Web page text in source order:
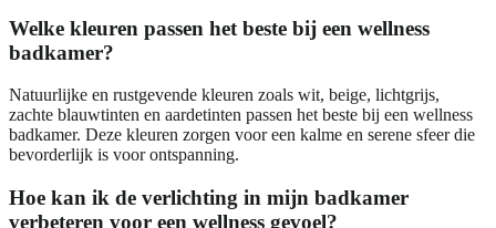
Welke kleuren passen het beste bij een wellness
badkamer?
Natuurlijke en rustgevende kleuren zoals wit, beige, lichtgrijs,
zachte blauwtinten en aardetinten passen het beste bij een wellness
badkamer. Deze kleuren zorgen voor een kalme en serene sfeer die
bevorderlijk is voor ontspanning.
Hoe kan ik de verlichting in mijn badkamer
verbeteren voor een wellness gevoel?